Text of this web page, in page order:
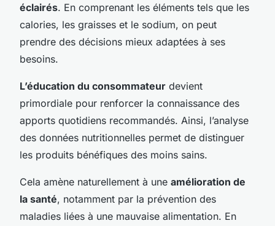
éclairés. En comprenant les éléments tels que les
calories, les graisses et le sodium, on peut
prendre des décisions mieux adaptées à ses
besoins.
L’éducation du consommateur devient
primordiale pour renforcer la connaissance des
apports quotidiens recommandés. Ainsi, l’analyse
des données nutritionnelles permet de distinguer
les produits bénéfiques des moins sains.
Cela amène naturellement à une amélioration de
la santé, notamment par la prévention des
maladies liées à une mauvaise alimentation. En